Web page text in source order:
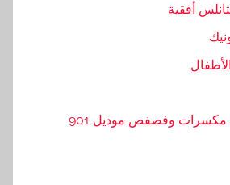
أفقية
مكسرات وفصفص موديل 901